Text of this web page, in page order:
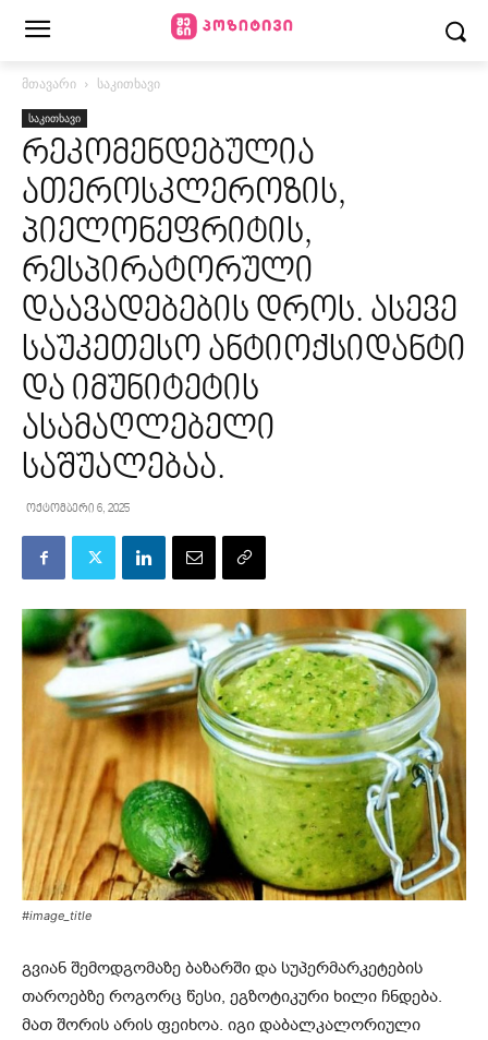
მთავარი საკითხავი
საკითხავი
რეკომენდებულია
ათეროსკლეროზის,
პიელონეფრიტის,
რესპირატორული
დაავადებების დროს. ასევე
საუკეთესო ანტიოქსიდანტი
და იმუნიტეტის
ასამაღლებელი
საშუალებაა.
ოქტომბერი 6, 2025
#image_title
გვიან შემოდგომაზე ბაზარში და სუპერმარკეტების
თაროებზე როგორც წესი, ეგზოტიკური ხილი ჩნდება.
მათ შორის არის ფეიხოა. იგი დაბალკალორიული